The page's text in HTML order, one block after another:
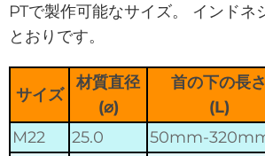
PTで製作可能なサイズ。 インドネ
とおりです。
サイズ
材質直径
(⌀)
首の下の長さ
(L)
M22
25.0 50mm-